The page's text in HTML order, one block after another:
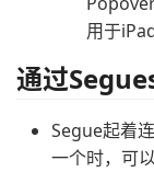
用于iPad
通过
Segue起着
一个时，可